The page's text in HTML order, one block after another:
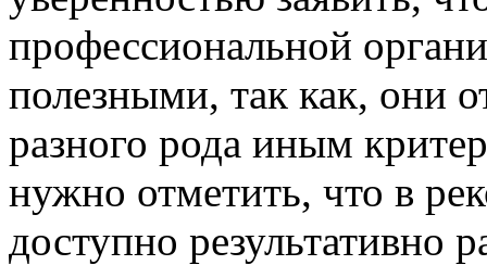
профессиональной
полезными, так как, они
разного рода иным
нужно отметить, что в
доступно результативно